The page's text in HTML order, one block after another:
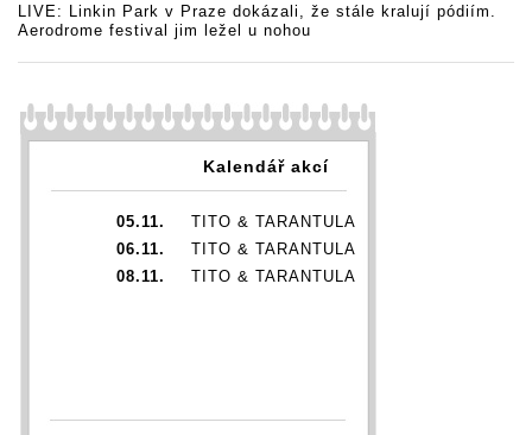
LIVE: Linkin Park v Praze dokázali, že stále kralují pódiím.
Aerodrome festival jim ležel u nohou
Kalendář akcí
05.11.
TITO & TARANTULA
06.11.
TITO & TARANTULA
08.11.
TITO & TARANTULA